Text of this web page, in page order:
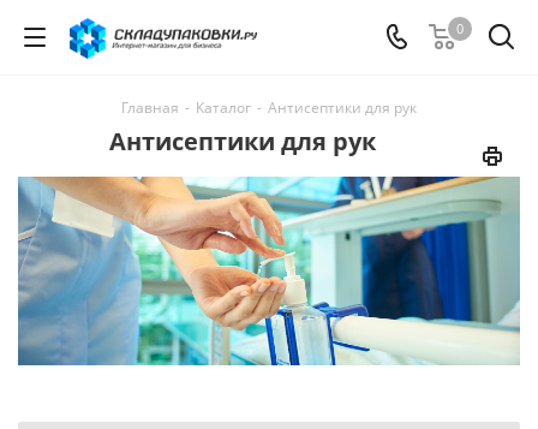
0
Главная - Каталог - Антисептики для рук
Антисептики для рук